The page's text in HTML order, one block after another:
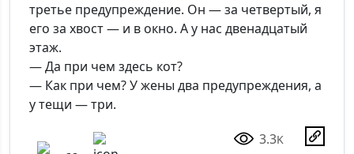
третье предупреждение. Он — за четвертый, я
его за хвост — и в окно. А у нас двенадцатый
этаж.
— Да при чем здесь кот?
— Как при чем? У жены два предупреждения, а
у тещи — три.
3.3K